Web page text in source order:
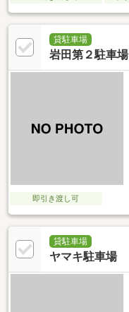
貸駐車場
岩田第２駐車場
即引き渡し可
貸駐車場
ヤマキ駐車場